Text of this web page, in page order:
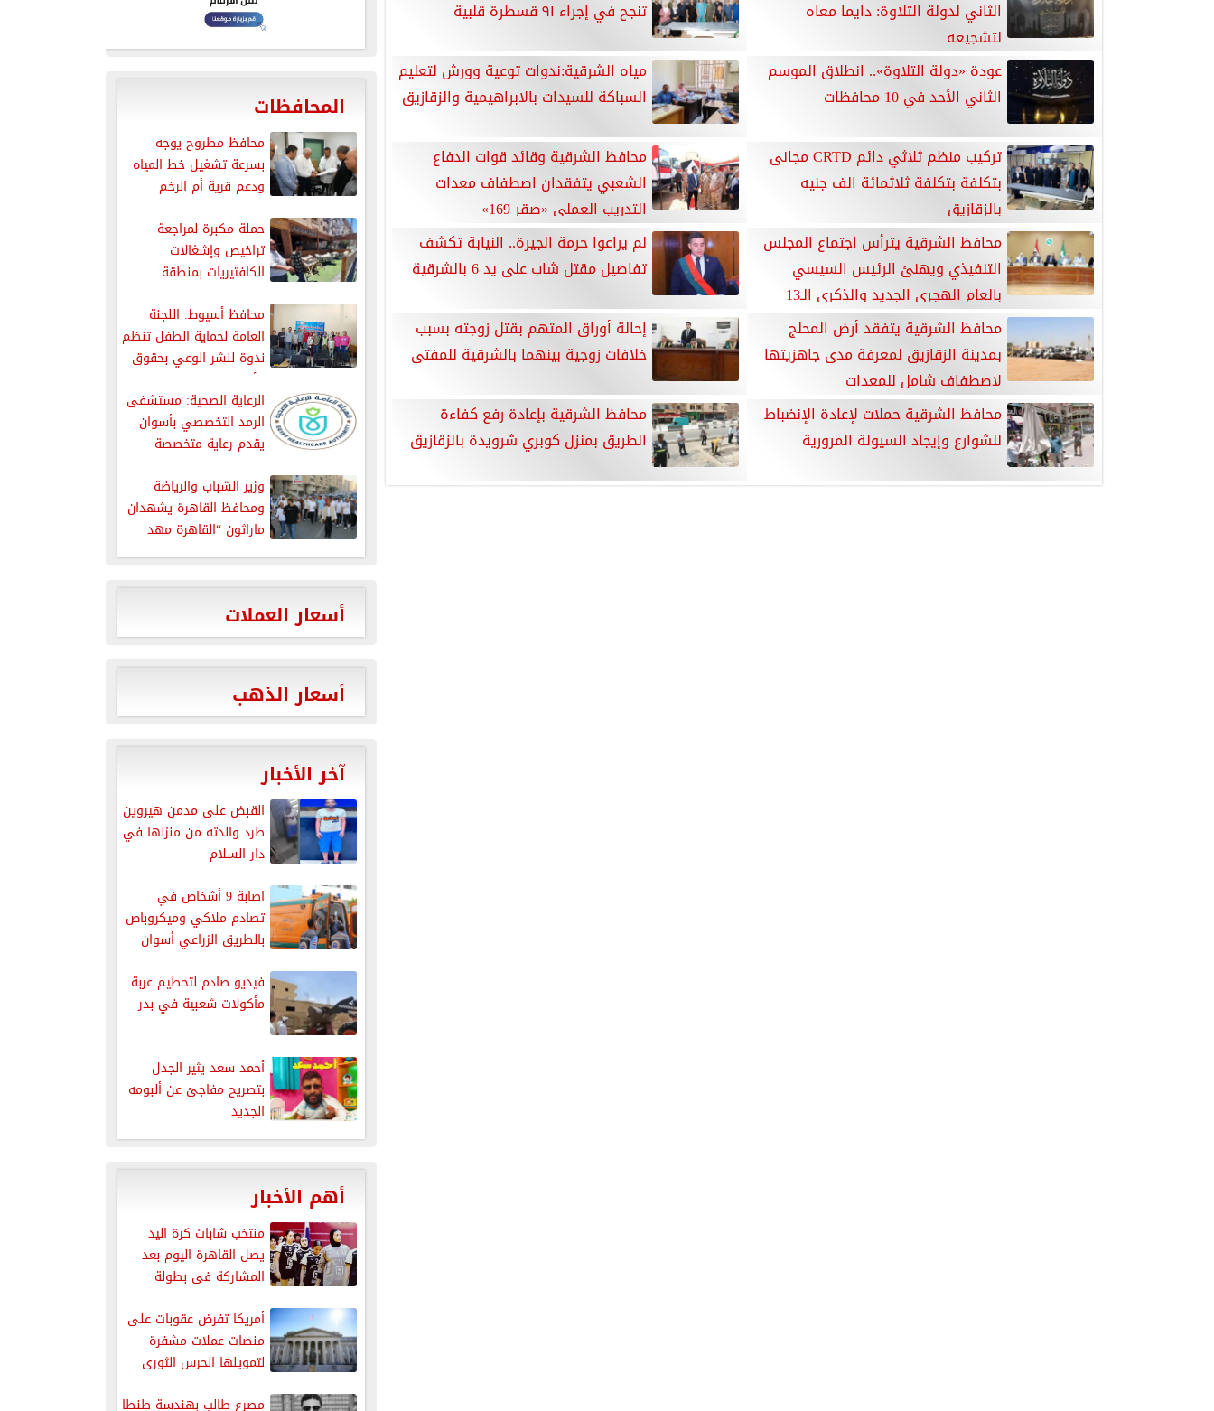
الثاني لدولة التلاوة: دايما معاه
لتشجيعه
تنجح في إجراء ٩١ قسطرة قلبية
عودة «دولة التلاوة».. انطلاق الموسم
الثاني الأحد في 10 محافظات
مياه الشرقية:ندوات توعية وورش لتعليم
السباكة للسيدات بالابراهيمية والزقازيق
تركيب منظم ثلاثي دائم CRTD مجانى
بتكلفة بتكلفة ثلاثمائة الف جنيه
بالزقازيق
محافظ الشرقية وقائد قوات الدفاع
الشعبي يتفقدان اصطفاف معدات
التدريب العملي «صقر 169»
محافظ الشرقية يترأس اجتماع المجلس
التنفيذي ويهنئ الرئيس السيسي
بالعام الهجري الجديد والذكرى الـ13
لثورة 30 يونيو
لم يراعوا حرمة الجيرة.. النيابة تكشف
تفاصيل مقتل شاب على يد 6 بالشرقية
محافظ الشرقية يتفقد أرض المحلج
بمدينة الزقازيق لمعرفة مدى جاهزيتها
لاصطفاف شامل للمعدات
إحالة أوراق المتهم بقتل زوجته بسبب
خلافات زوجية بينهما بالشرقية للمفتى
محافظ الشرقية حملات لإعادة الإنضباط
للشوارع وإيجاد السيولة المرورية
‏محافظ الشرقية بإعادة رفع كفاءة
الطريق بمنزل كوبري شرويدة بالزقازيق
المحافظات
محافظ مطروح يوجه
بسرعة تشغيل خط المياه
ودعم قرية أم الرخم
حملة مكبرة لمراجعة
تراخيص وإشغالات
الكافتيريات بمنطقة
محافظ أسيوط: اللجنة
العامة لحماية الطفل تنظم
ندوة لنشر الوعي بحقوق
الأطفال
الرعاية الصحية: مستشفى
الرمد التخصصي بأسوان
يقدم رعاية متخصصة
وزير الشباب والرياضة
ومحافظ القاهرة يشهدان
ماراثون “القاهرة مهد
الحضارة” بمشاركة 7000...
أسعار العملات
أسعار الذهب
آخر الأخبار
القبض على مدمن هيروين
طرد والدته من منزلها في
دار السلام
اصابة 9 أشخاص في
تصادم ملاكي وميكروباص
بالطريق الزراعي أسوان
فيديو صادم لتحطيم عربة
مأكولات شعبية في بدر
أحمد سعد يثير الجدل
بتصريح مفاجئ عن ألبومه
الجديد
أهم الأخبار
منتخب شابات كرة اليد
يصل القاهرة اليوم بعد
المشاركة فى بطولة
أمريكا تفرض عقوبات على
منصات عملات مشفرة
لتمويلها الحرس الثورى
مصرع طالب بهندسة طنطا